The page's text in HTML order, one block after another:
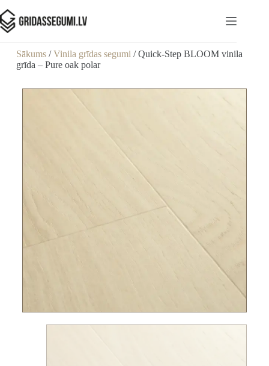
Sākums/Vinila grīdas segumi / Quick-Step BLOOM vinila
grīda – Pure oak polar